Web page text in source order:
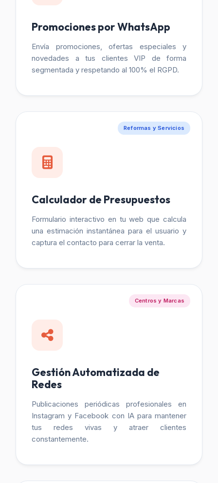
Promociones por WhatsApp
Envía promociones, ofertas especiales y
novedades a tus clientes VIP de forma
segmentada y respetando al 100% el RGPD.
Reformas y Servicios
Calculador de Presupuestos
Formulario interactivo en tu web que calcula
una estimación instantánea para el usuario y
captura el contacto para cerrar la venta.
Centros y Marcas
Gestión Automatizada de
Redes
Publicaciones periódicas profesionales en
Instagram y Facebook con IA para mantener
tus redes vivas y atraer clientes
constantemente.